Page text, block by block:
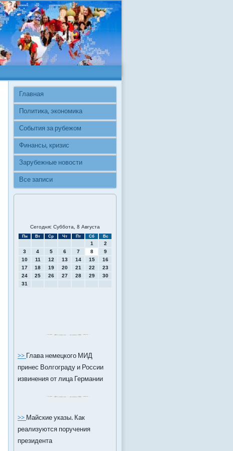
Главная
Политика, экономика
События за рубежом
Финансы, кризис
Зарубежные новости
Все записи
Сегодня: Суббота, 8 Августа
Пн Вт Ср Чт Пт Сб Вс
1
2
3
4 5 6 7 8
9
10
11 12 13 14 15
16
17
18 19 20 21 22
23
24
25 26 27 28 29
30
31
>>Глава немецкого МИД
принес Волгограду и России
извинения от лица Германии
>>Майские указы. Как
реализуются поручения
президента